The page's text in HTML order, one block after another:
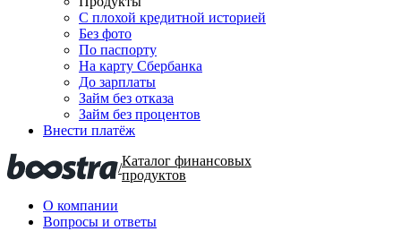
C плохой кредитной историей
Без фото
По паспорту
На карту Сбербанка
До зарплаты
Займ без отказа
Займ без процентов
Внести платёж
/Каталог финансовых
продуктов
О компании
Вопросы и ответы